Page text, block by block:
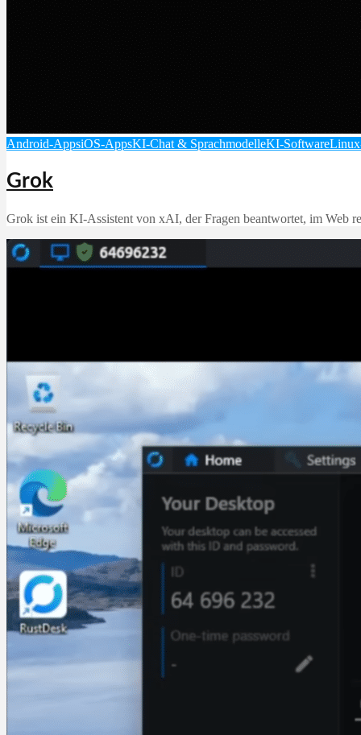
Android-AppsiOS-AppsKI-Chat & SprachmodelleKI-Software
Grok
Grok ist ein KI‑Assistent von xAI, der Fragen beantwortet, im Web